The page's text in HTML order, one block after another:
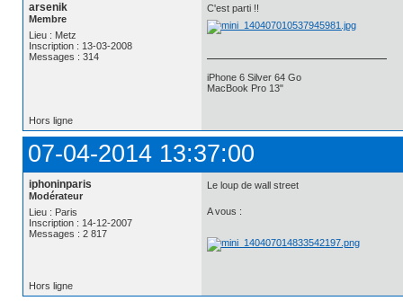
arsenik
Membre
Lieu : Metz
Inscription : 13-03-2008
Messages : 314
C'est parti !!
iPhone 6 Silver 64 Go
MacBook Pro 13"
Hors ligne
07-04-2014 13:37:00
iphoninparis
Modérateur
Lieu : Paris
Inscription : 14-12-2007
Messages : 2 817
Le loup de wall street
A vous :
Hors ligne